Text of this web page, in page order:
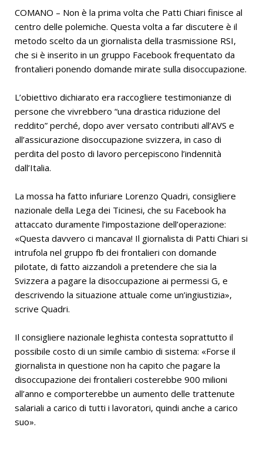
COMANO – Non è la prima volta che Patti Chiari finisce al
centro delle polemiche. Questa volta a far discutere è il
metodo scelto da un giornalista della trasmissione RSI,
che si è inserito in un gruppo Facebook frequentato da
frontalieri ponendo domande mirate sulla disoccupazione.
L’obiettivo dichiarato era raccogliere testimonianze di
persone che vivrebbero “una drastica riduzione del
reddito” perché, dopo aver versato contributi all’AVS e
all’assicurazione disoccupazione svizzera, in caso di
perdita del posto di lavoro percepiscono l’indennità
dall’Italia.
La mossa ha fatto infuriare Lorenzo Quadri, consigliere
nazionale della Lega dei Ticinesi, che su Facebook ha
attaccato duramente l’impostazione dell’operazione:
«Questa davvero ci mancava! Il giornalista di Patti Chiari si
intrufola nel gruppo fb dei frontalieri con domande
pilotate, di fatto aizzandoli a pretendere che sia la
Svizzera a pagare la disoccupazione ai permessi G, e
descrivendo la situazione attuale come un’ingiustizia»,
scrive Quadri.
Il consigliere nazionale leghista contesta soprattutto il
possibile costo di un simile cambio di sistema: «Forse il
giornalista in questione non ha capito che pagare la
disoccupazione dei frontalieri costerebbe 900 milioni
all’anno e comporterebbe un aumento delle trattenute
salariali a carico di tutti i lavoratori, quindi anche a carico
suo».